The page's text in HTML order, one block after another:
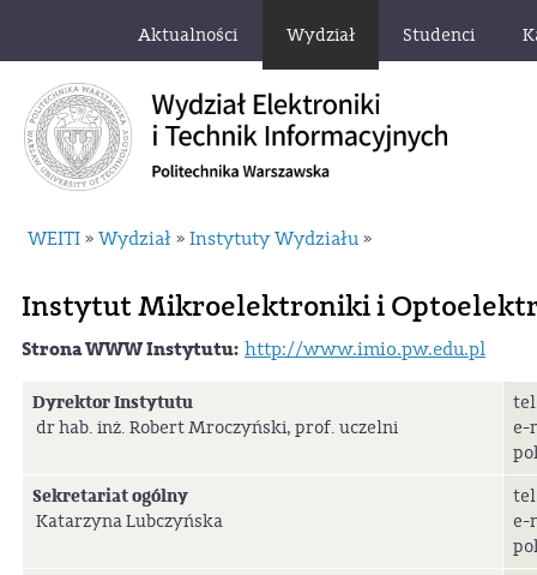
Aktualności Wydział Studenci
WEITI » Wydział » Instytuty Wydziału »
Instytut Mikroelektroniki i
Strona WWW Instytutu: http://www.imio.pw.edu.pl
Dyrektor Instytutu
dr hab. inż. Robert Mroczyński, prof. uczelni
e-
Sekretariat ogólny
Katarzyna Lubczyńska
e-